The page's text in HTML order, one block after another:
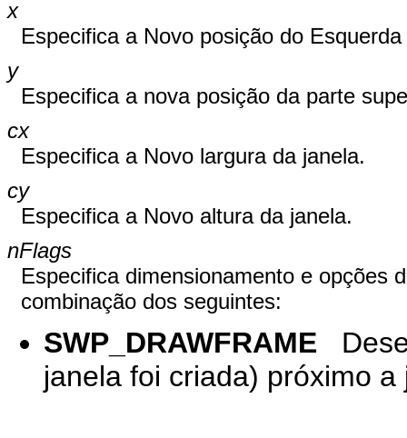
x
Especifica a Novo posição do
y
Especifica a nova posição da parte
cx
Especifica a Novo largura da janela.
cy
Especifica a Novo altura da janela.
nFlags
Especifica dimensionamento e opções
combinação dos seguintes:
SWP_DRAWFRAME
janela foi criada) próximo a